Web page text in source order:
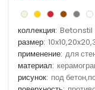
коллекция: Betonstil
размер:
применение: для
материал:
рисунок: под